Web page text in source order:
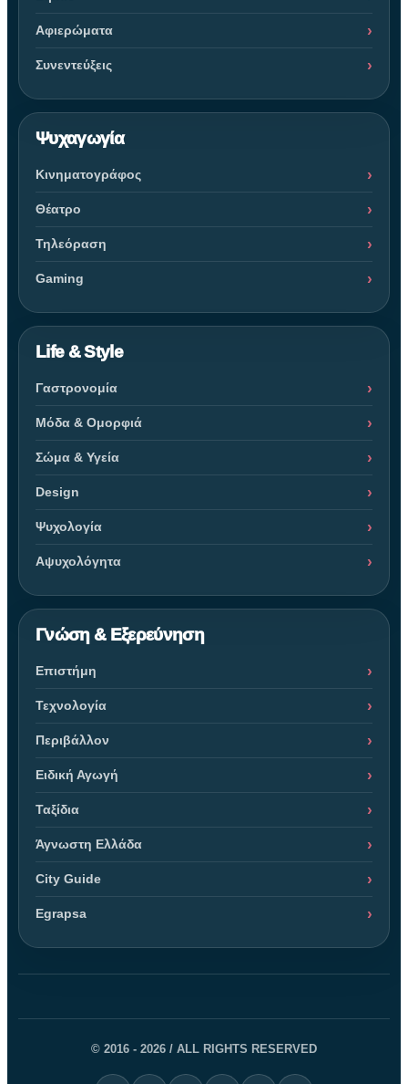
Αφιερώματα
Συνεντεύξεις
Ψυχαγωγία
Κινηματογράφος
Θέατρο
Τηλεόραση
Gaming
Life & Style
Γαστρονομία
Μόδα & Ομορφιά
Σώμα & Υγεία
Design
Ψυχολογία
Αψυχολόγητα
Γνώση & Εξερεύνηση
Επιστήμη
Τεχνολογία
Περιβάλλον
Ειδική Αγωγή
Ταξίδια
Άγνωστη Ελλάδα
City Guide
Egrapsa
© 2016 - 2026 / ALL RIGHTS RESERVED